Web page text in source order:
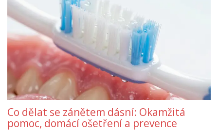
Co dělat se zánětem dásní: Okamžitá
pomoc, domácí ošetření a prevence